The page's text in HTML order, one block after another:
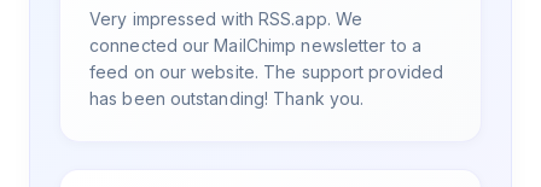
exceptional experience, and I will be
pushing everyone I know to RSS.app for
their RSS needs.
Very impressed with RSS.app. We
connected our MailChimp newsletter to a
feed on our website. The support provided
has been outstanding! Thank you.